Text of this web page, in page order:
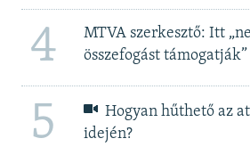
4
MTVA szerkesztő: Itt
összefogást támogatják”
5
Hogyan hűthető az
idején?